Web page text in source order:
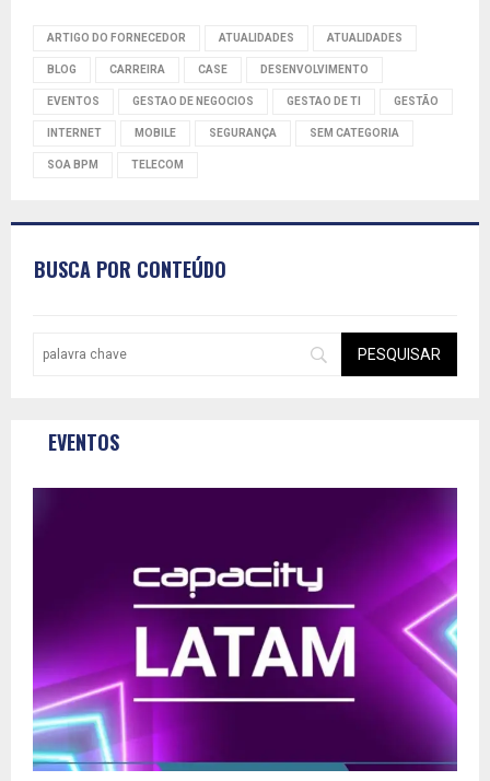
ARTIGO DO FORNECEDOR ATUALIDADES ATUALIDADES
BLOG CARREIRA CASE DESENVOLVIMENTO
EVENTOS GESTAO DE NEGOCIOS GESTAO DE TI GESTÃO
INTERNET MOBILE SEGURANÇA SEM CATEGORIA
SOA BPM TELECOM
BUSCA POR CONTEÚDO
EVENTOS